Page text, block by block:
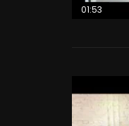
01:53